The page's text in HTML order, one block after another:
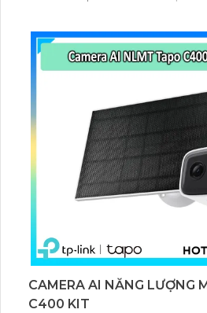
thú cưng, phương tiện, lưu trữ
GB.
CAMERA AI NĂNG LƯỢNG
C400 KIT